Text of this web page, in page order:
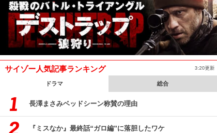
サイゾー人気記事ランキング 3:20更新
ドラマ 総合
長澤まさみベッドシーン称賛の理由
『ミスなか』最終話“ガロ編”に落胆したワケ